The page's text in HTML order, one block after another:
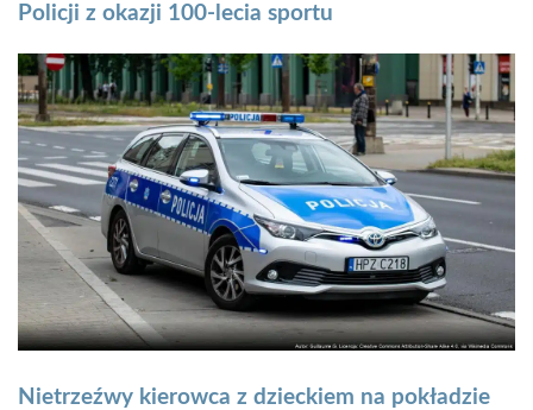
Policji z okazji 100-lecia sportu
Nietrzeźwy kierowca z dzieckiem na pokładzie